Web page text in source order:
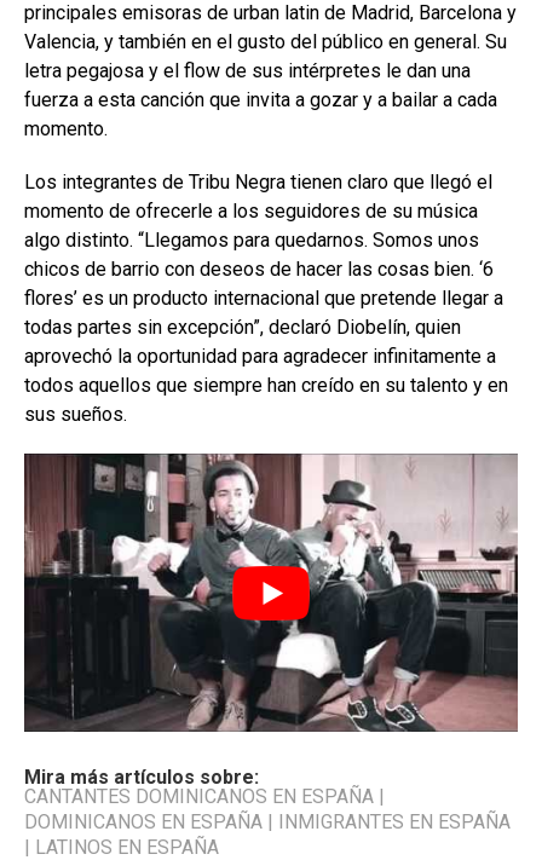
principales emisoras de urban latin de Madrid, Barcelona y
Valencia, y también en el gusto del público en general. Su
letra pegajosa y el flow de sus intérpretes le dan una
fuerza a esta canción que invita a gozar y a bailar a cada
momento.
Los integrantes de Tribu Negra tienen claro que llegó el
momento de ofrecerle a los seguidores de su música
algo distinto. “Llegamos para quedarnos. Somos unos
chicos de barrio con deseos de hacer las cosas bien. ‘6
flores’ es un producto internacional que pretende llegar a
todas partes sin excepción”, declaró Diobelín, quien
aprovechó la oportunidad para agradecer infinitamente a
todos aquellos que siempre han creído en su talento y en
sus sueños.
Mira más artículos sobre:
CANTANTES DOMINICANOS EN ESPAÑA |
DOMINICANOS EN ESPAÑA | INMIGRANTES EN ESPAÑA
| LATINOS EN ESPAÑA